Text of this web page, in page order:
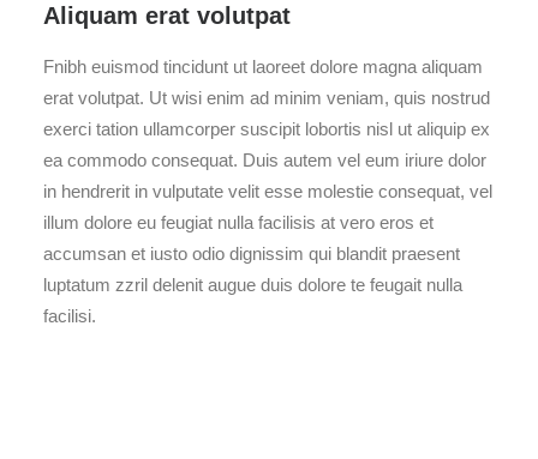
Aliquam erat volutpat
Fnibh euismod tincidunt ut laoreet dolore magna aliquam
erat volutpat. Ut wisi enim ad minim veniam, quis nostrud
exerci tation ullamcorper suscipit lobortis nisl ut aliquip ex
ea commodo consequat. Duis autem vel eum iriure dolor
in hendrerit in vulputate velit esse molestie consequat, vel
illum dolore eu feugiat nulla facilisis at vero eros et
accumsan et iusto odio dignissim qui blandit praesent
luptatum zzril delenit augue duis dolore te feugait nulla
facilisi.